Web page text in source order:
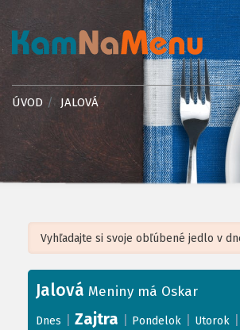
ÚVOD JALOVÁ
+
−
Leaflet| ©OpenStreetMap, Tiles courtesy of
Jalová Meniny má Oskar
Dnes Zajtra Pondelok Utorok